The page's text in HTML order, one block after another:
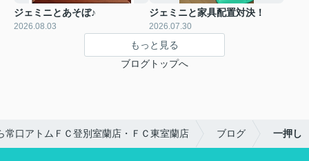
ジェミニとあそぼ♪
2026.08.03
ジェミニと家具配置対決！
2026.07.30
もっと見る
ブログトップへ
口アトムＦＣ登別室蘭店・ＦＣ東室蘭店 ブログ 一押し